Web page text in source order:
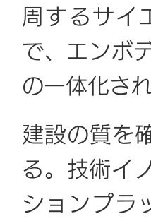
周するサイ
で、エンボ
の一体化さ
建設の質を
る。技術イ
ションプラ